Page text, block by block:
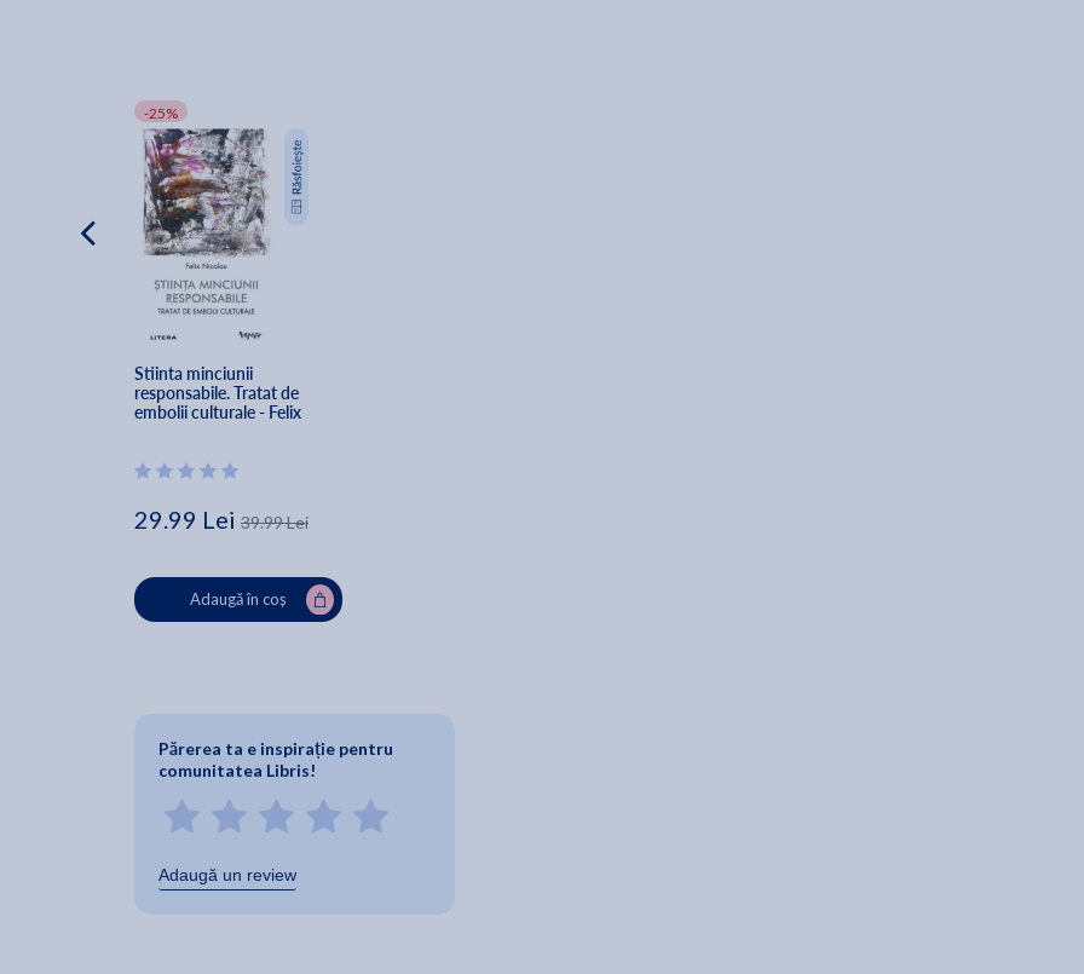
-25%
Stiinta minciunii
responsabile. Tratat de
embolii culturale - Felix
29.99 Lei 39.99 Lei
Adaugă în coș
Părerea ta e inspirație pentru
comunitatea Libris!
Adaugă un review